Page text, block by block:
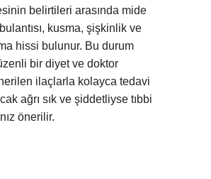
belirtileri arasında mide
kusma, şişkinlik ve
hissi bulunur. Bu durum
bir diyet ve doktor
ilaçlarla kolayca tedavi
ağrı sık ve şiddetliyse tıbbi
önerilir.